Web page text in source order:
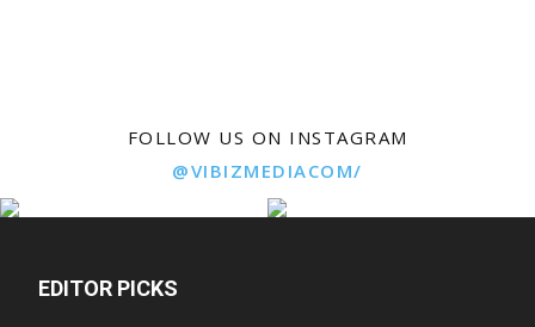
FOLLOW US ON INSTAGRAM
@VIBIZMEDIACOM/
EDITOR PICKS